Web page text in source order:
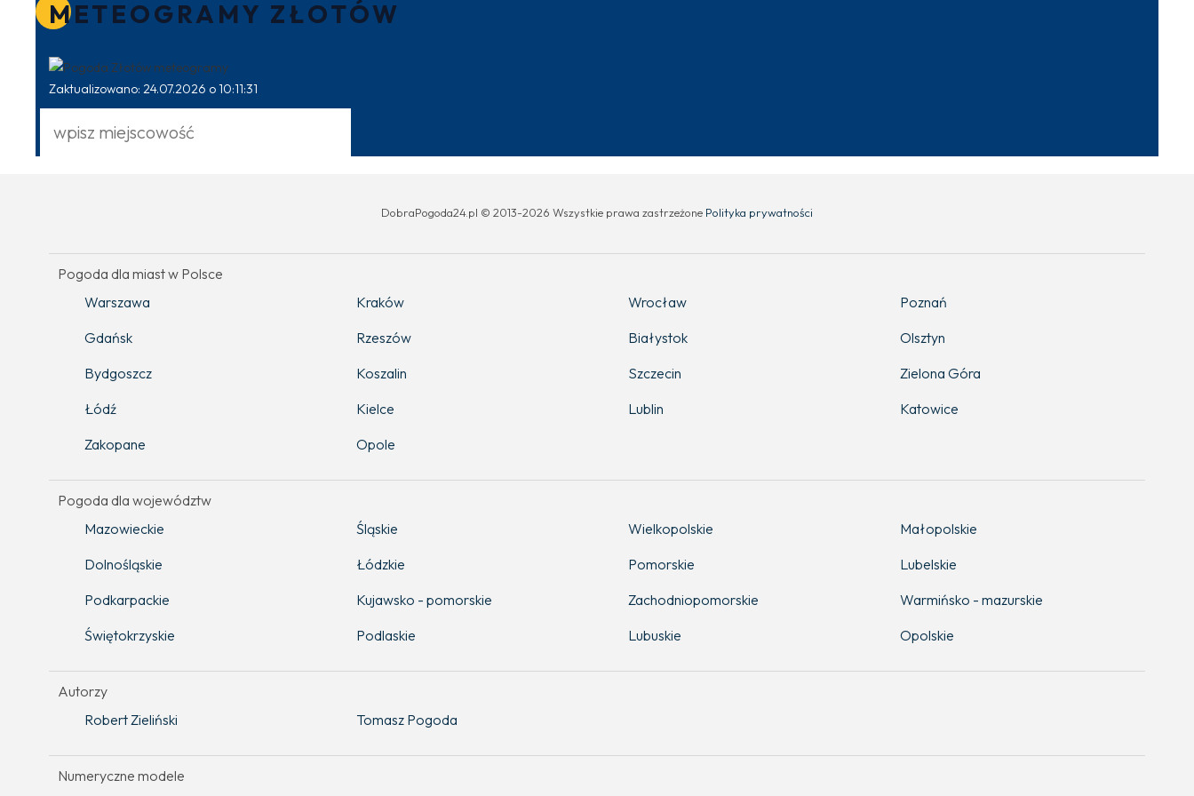
METEOGRAMY ZŁOTÓW
Zaktualizowano: 24.07.2026 o 10:11:31
DobraPogoda24.pl © 2013-2026 Wszystkie prawa zastrzeżone Polityka prywatności
Pogoda dla miast w Polsce
Warszawa
Kraków Wrocław
Poznań
Gdańsk
Rzeszów Białystok
Olsztyn
Bydgoszcz
Koszalin Szczecin
Zielona Góra
Łódź
Kielce Lublin
Katowice
Zakopane
Opole
Pogoda dla województw
Mazowieckie
Śląskie Wielkopolskie
Małopolskie
Dolnośląskie
Łódzkie Pomorskie
Lubelskie
Podkarpackie
Kujawsko - pomorskie Zachodniopomorskie
Warmińsko - mazurskie
Świętokrzyskie
Podlaskie Lubuskie Opolskie
Autorzy
Robert Zieliński
Tomasz Pogoda
Numeryczne modele